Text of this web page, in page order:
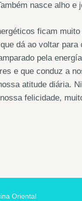
nasce alho e
ficam muito
dá ao voltar para
pela
e que conduz a
atitude diária.
felicidade,
Oriental